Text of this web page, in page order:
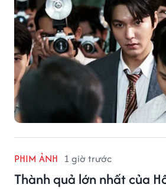
PHIM ẢNH 1 giờ trước
Thành quả lớn nhất của